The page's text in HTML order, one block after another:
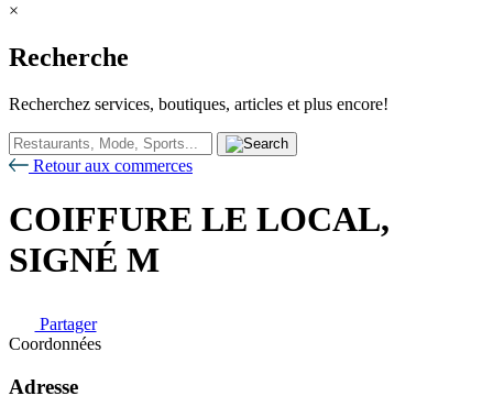
×
Recherche
Recherchez services, boutiques, articles et plus encore!
Retour aux commerces
COIFFURE LE LOCAL,
SIGNÉ M
Partager
Coordonnées
Adresse